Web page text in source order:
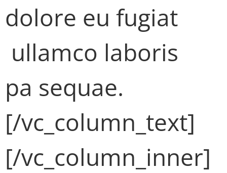
dolore eu fugiat
ullamco laboris
pa sequae.
[/vc_column_text]
[/vc_column_inner]